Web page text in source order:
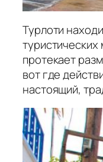
Турлоти
протекает
вот где
настоящий,